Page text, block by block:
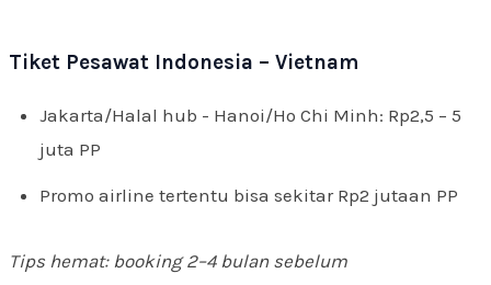
Tiket Pesawat Indonesia – Vietnam
Jakarta/Halal hub - Hanoi/Ho Chi Minh: Rp2,5 – 5
juta PP
Promo airline tertentu bisa sekitar Rp2 jutaan PP
Tips hemat: booking 2–4 bulan sebelum